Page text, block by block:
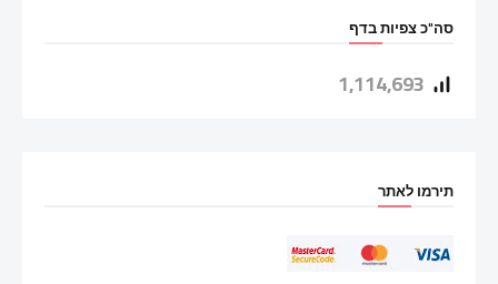
סה"כ צפיות בדף
1,114,693
תירמו לאתר